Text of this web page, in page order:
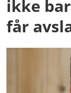
ikke
får